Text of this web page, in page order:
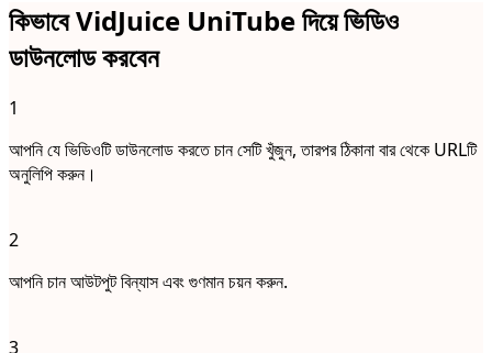
কিভাবে VidJuice UniTube দিয়ে ভিডিও
ডাউনলোড করবেন
1
আপনি যে ভিডিওটি ডাউনলোড করতে চান সেটি খুঁজুন, তারপর ঠিকানা বার থেকে URLটি
অনুলিপি করুন।
2
আপনি চান আউটপুট বিন্যাস এবং গুণমান চয়ন করুন.
3